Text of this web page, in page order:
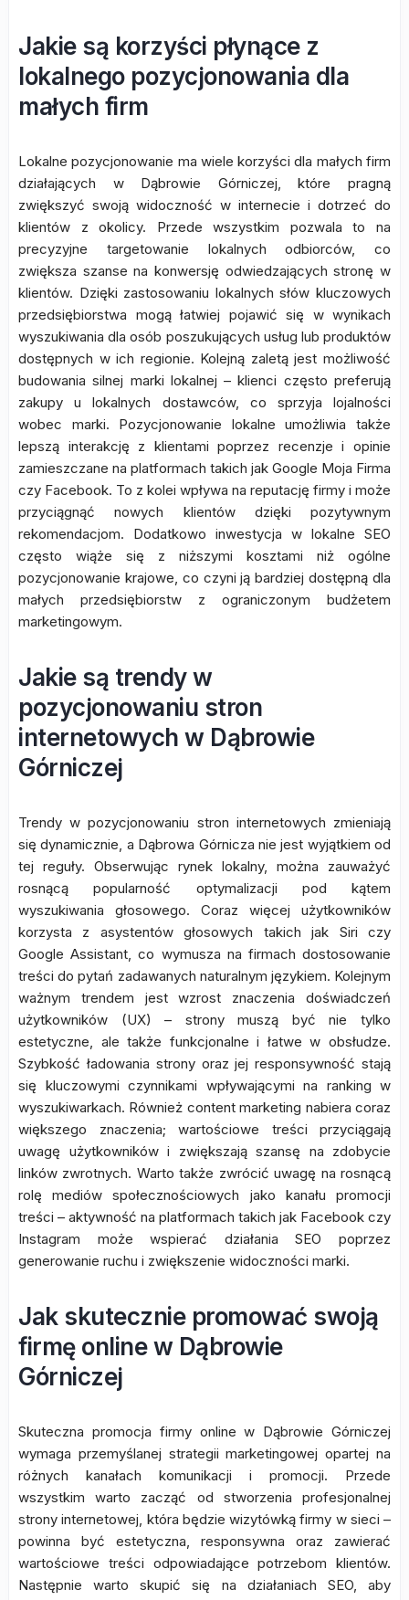
Jakie są korzyści płynące z
lokalnego pozycjonowania dla
małych firm
Lokalne pozycjonowanie ma wiele korzyści dla małych firm
działających w Dąbrowie Górniczej, które pragną
zwiększyć swoją widoczność w internecie i dotrzeć do
klientów z okolicy. Przede wszystkim pozwala to na
precyzyjne targetowanie lokalnych odbiorców, co
zwiększa szanse na konwersję odwiedzających stronę w
klientów. Dzięki zastosowaniu lokalnych słów kluczowych
przedsiębiorstwa mogą łatwiej pojawić się w wynikach
wyszukiwania dla osób poszukujących usług lub produktów
dostępnych w ich regionie. Kolejną zaletą jest możliwość
budowania silnej marki lokalnej – klienci często preferują
zakupy u lokalnych dostawców, co sprzyja lojalności
wobec marki. Pozycjonowanie lokalne umożliwia także
lepszą interakcję z klientami poprzez recenzje i opinie
zamieszczane na platformach takich jak Google Moja Firma
czy Facebook. To z kolei wpływa na reputację firmy i może
przyciągnąć nowych klientów dzięki pozytywnym
rekomendacjom. Dodatkowo inwestycja w lokalne SEO
często wiąże się z niższymi kosztami niż ogólne
pozycjonowanie krajowe, co czyni ją bardziej dostępną dla
małych przedsiębiorstw z ograniczonym budżetem
marketingowym.
Jakie są trendy w
pozycjonowaniu stron
internetowych w Dąbrowie
Górniczej
Trendy w pozycjonowaniu stron internetowych zmieniają
się dynamicznie, a Dąbrowa Górnicza nie jest wyjątkiem od
tej reguły. Obserwując rynek lokalny, można zauważyć
rosnącą popularność optymalizacji pod kątem
wyszukiwania głosowego. Coraz więcej użytkowników
korzysta z asystentów głosowych takich jak Siri czy
Google Assistant, co wymusza na firmach dostosowanie
treści do pytań zadawanych naturalnym językiem. Kolejnym
ważnym trendem jest wzrost znaczenia doświadczeń
użytkowników (UX) – strony muszą być nie tylko
estetyczne, ale także funkcjonalne i łatwe w obsłudze.
Szybkość ładowania strony oraz jej responsywność stają
się kluczowymi czynnikami wpływającymi na ranking w
wyszukiwarkach. Również content marketing nabiera coraz
większego znaczenia; wartościowe treści przyciągają
uwagę użytkowników i zwiększają szansę na zdobycie
linków zwrotnych. Warto także zwrócić uwagę na rosnącą
rolę mediów społecznościowych jako kanału promocji
treści – aktywność na platformach takich jak Facebook czy
Instagram może wspierać działania SEO poprzez
generowanie ruchu i zwiększenie widoczności marki.
Jak skutecznie promować swoją
firmę online w Dąbrowie
Górniczej
Skuteczna promocja firmy online w Dąbrowie Górniczej
wymaga przemyślanej strategii marketingowej opartej na
różnych kanałach komunikacji i promocji. Przede
wszystkim warto zacząć od stworzenia profesjonalnej
strony internetowej, która będzie wizytówką firmy w sieci –
powinna być estetyczna, responsywna oraz zawierać
wartościowe treści odpowiadające potrzebom klientów.
Następnie warto skupić się na działaniach SEO, aby